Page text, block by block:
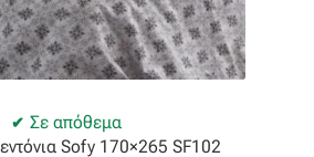
Σε απόθεμα
Sofy 170×265 SF102